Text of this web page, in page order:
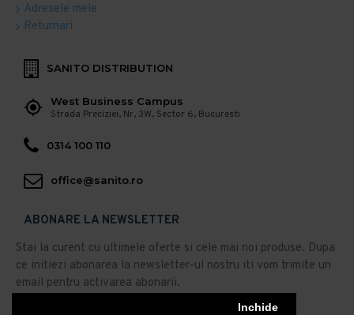
Inchide
Adresele mele
Returnari
SANITO DISTRIBUTION
West Business Campus
Strada Preciziei, Nr, 3W, Sector 6, Bucuresti
0314 100 110
office@sanito.ro
ABONARE LA NEWSLETTER
Stai la curent cu ultimele oferte si cele mai noi produse. Dupa
ce initiezi abonarea la newsletter-ul nostru iti vom trimite un
email pentru activarea abonarii.
Abonare